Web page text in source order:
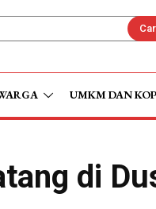
UMKM DAN
di